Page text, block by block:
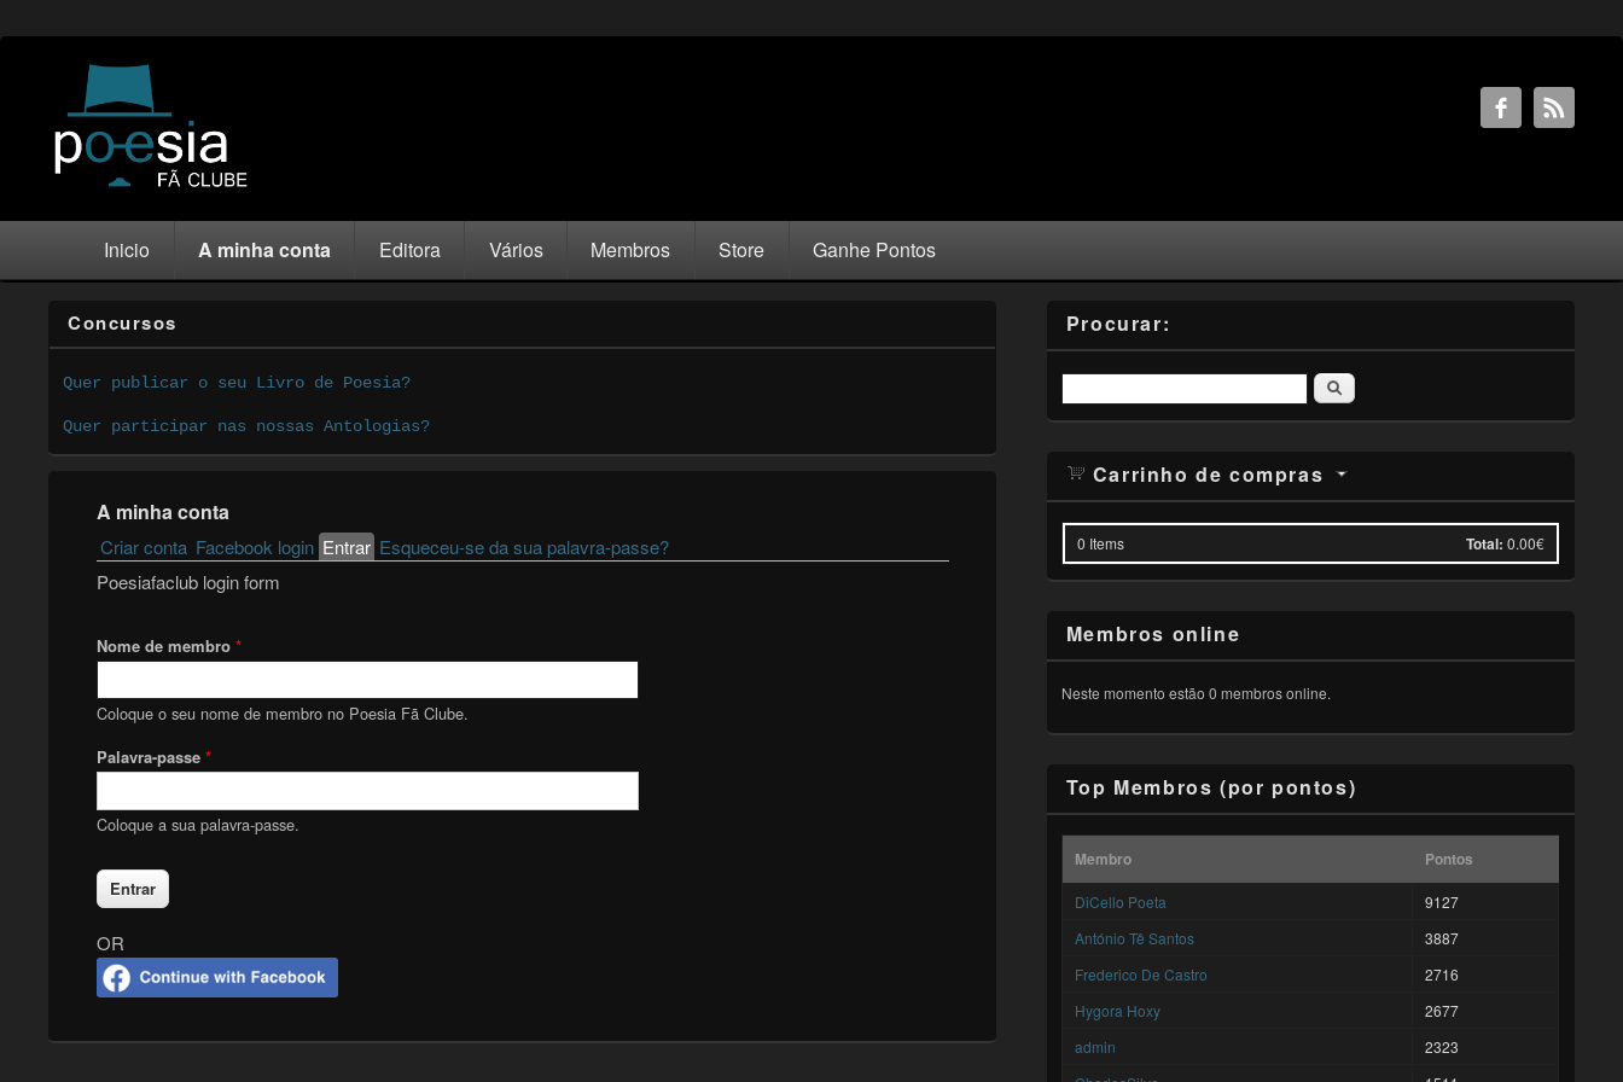
Inicio A minha conta Editora Vários Membros Store Ganhe Pontos
Concursos
Quer publicar o seu Livro de Poesia?
Quer participar nas nossas Antologias?
A minha conta
Primary tabs
Criar conta Facebook login Entrar(active tab)
Esqueceu-se da sua palavra-passe?
Poesiafaclub login form
Nome de membro *
Coloque o seu nome de membro no Poesia Fã Clube.
Palavra-passe *
Coloque a sua palavra-passe.
OR
Procurar:
Pesquisar
Carrinho de compras
0 Items Total: 0.00€
Membros online
Neste momento estão 0 membros online.
Top Membros (por pontos)
Membro Pontos
DiCello Poeta
9127
António Tê Santos
3887
Frederico De Castro
2716
Hygora Hoxy
2677
admin
2323